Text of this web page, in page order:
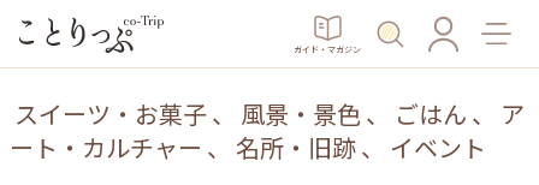
ガイド・マガジン
スイーツ・お菓子、 風景・景色、 ごはん 、 ア
ート・カルチャー 、 名所・旧跡、 イベント